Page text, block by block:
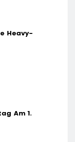
Heavy-
Am 1.